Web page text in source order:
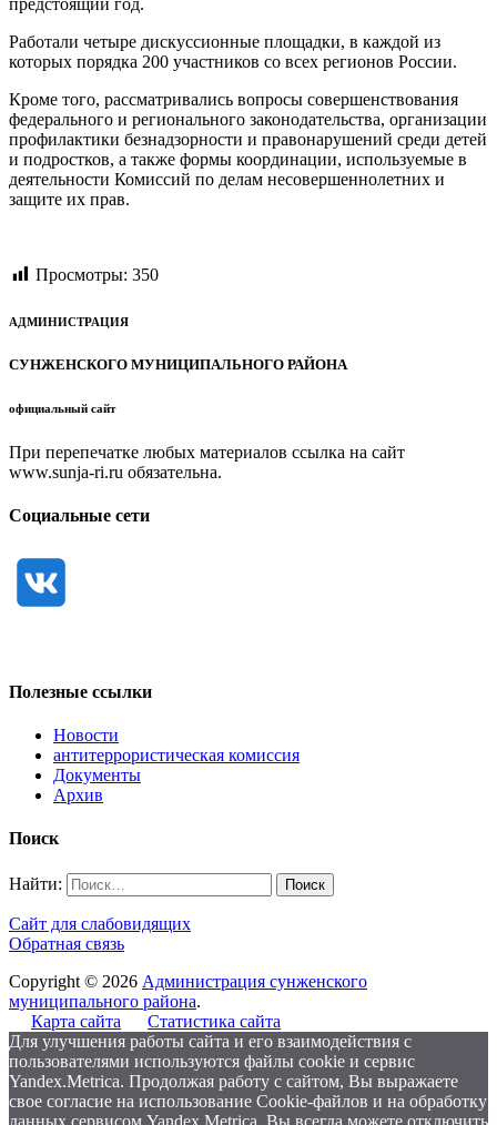
Работали четыре дискуссионные площадки, в каждой из
которых порядка 200 участников со всех регионов России.
Кроме того, рассматривались вопросы совершенствования
федерального и регионального законодательства, организации
профилактики безнадзорности и правонарушений среди детей
и подростков, а также формы координации, используемые в
деятельности Комиссий по делам несовершеннолетних и
защите их прав.
Просмотры: 350
АДМИНИСТРАЦИЯ
СУНЖЕНСКОГО МУНИЦИПАЛЬНОГО РАЙОНА
официальный сайт
При перепечатке любых материалов ссылка на сайт
www.sunja-ri.ru обязательна.
Социальные сети
Полезные ссылки
Новости
антитеррористическая комиссия
Документы
Архив
Поиск
Найти:
Сайт для слабовидящих
Обратная связь
Copyright © 2026 Администрация сунженского
муниципального района.
Карта сайта
Статистика сайта
Для улучшения работы сайта и его взаимодействия с
пользователями используются файлы cookie и сервис
Yandex.Metrica. Продолжая работу с сайтом, Вы выражаете
свое согласие на использование Cookie-файлов и на обработку
данных сервисом Yandex.Metrica. Вы всегда можете отключить